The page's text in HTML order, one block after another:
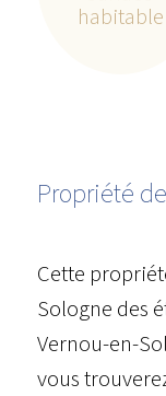
habitable
Propriété
Cette
Sologne des
Vernou-en-
vous